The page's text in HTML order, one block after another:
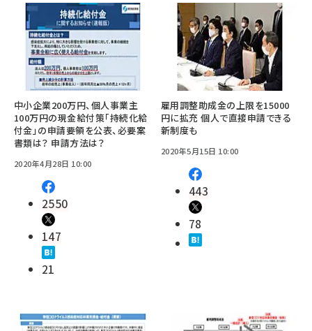
中小企業200万円、個人事業主
100万円の現金給付策「持続化給
付金」の申請要領を公表、必要案
書類は？ 申請方法は？
2020年4月28日 10:00
2550
147
21
雇用調整助成金の上限を15000
円に拡充 個人で直接申請できる
新制度も
2020年5月15日 10:00
443
78